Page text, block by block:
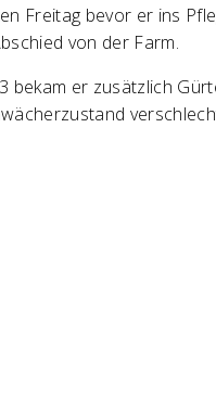
Freitag bevor er ins
von der Farm.
er zusätzlich